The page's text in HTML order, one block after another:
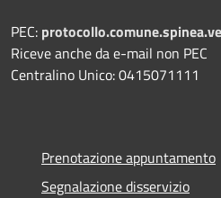
PEC:
Riceve anche da e-mail non PEC
Centralino Unico: 0415071111
Prenotazione appuntamento
Segnalazione disservizio